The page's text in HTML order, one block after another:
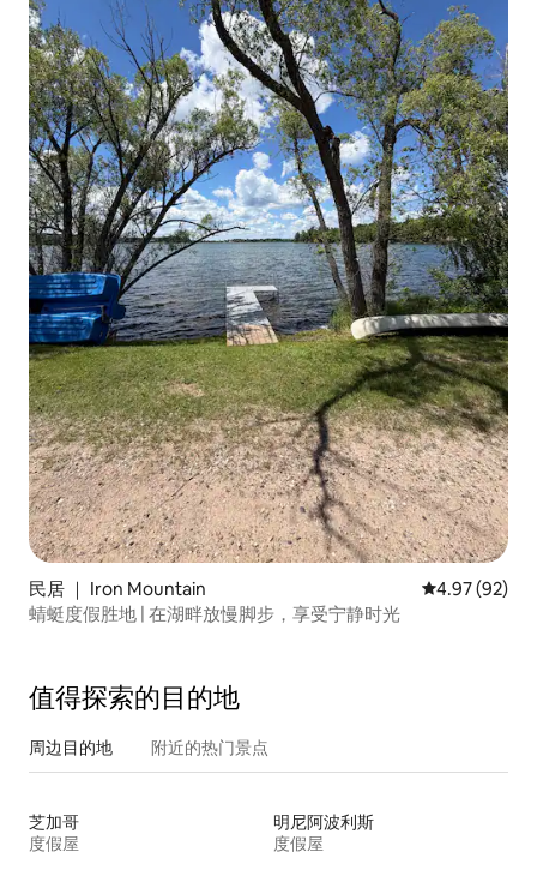
民居 ｜ Iron Mountain 平均评分
4.97 (92)
蜻蜓度假胜地 | 在湖畔放慢脚步，享受宁静时光
值得探索的目的地
周边目的地 附近的热门景点
芝加哥
度假屋
明尼阿波利斯
度假屋